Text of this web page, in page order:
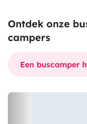
Ontdek onze
campers
Een buscamper